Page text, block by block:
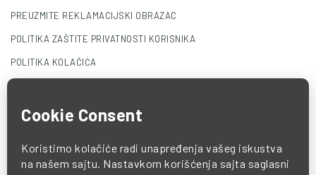
PREUZMITE REKLAMACIJSKI OBRAZAC
POLITIKA ZAŠTITE PRIVATNOSTI KORISNIKA
POLITIKA KOLAČIĆA